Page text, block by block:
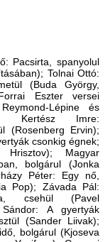
Pacsirta, spanyolul
Tolnai Ottó:
(Buda György,
Eszter versei
Lépine és
Kertész Imre:
(Rosenberg Ervin);
csonkig égnek;
Hrisztov); Magyar
bolgárul (Jonka
Péter: Egy nő,
Pop); Závada Pál:
csehül (Pavel
A gyertyák
(Sander Liivak);
bolgárul (Kjoseva